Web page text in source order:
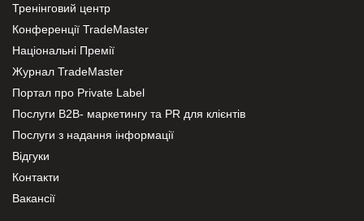
Тренінговий центр
Конференції TradeMaster
Національні Премії
Журнал TradeMaster
Портал про Private Label
Послуги В2В- маркетингу та PR для клієнтів
Послуги з надання інформації
Відгуки
Контакти
Вакансії